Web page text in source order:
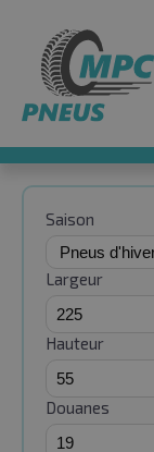
Saison
Largeur
Hauteur
Douanes